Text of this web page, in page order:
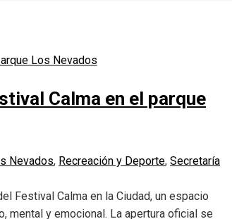
Calma en el parque
Nevados, Recreación y Deporte, Secretaría
Festival Calma en la Ciudad, un espacio
mental y emocional. La apertura oficial se